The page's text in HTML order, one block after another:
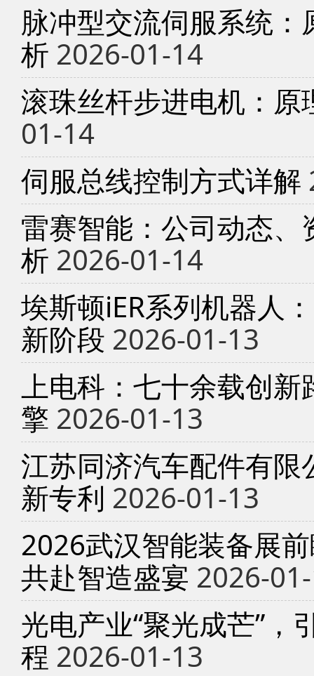
脉冲型交流伺服系统
析 2026-01-14
滚珠丝杆步进电机：
01-14
伺服总线控制方式详解
雷赛智能：公司动态
析 2026-01-14
埃斯顿iER系列机器人
新阶段 2026-01-13
上电科：七十余载创
擎 2026-01-13
江苏同济汽车配件有
新专利 2026-01-13
2026武汉智能装备展
共赴智造盛宴 2026-
光电产业“聚光成芒”，
程 2026-01-13